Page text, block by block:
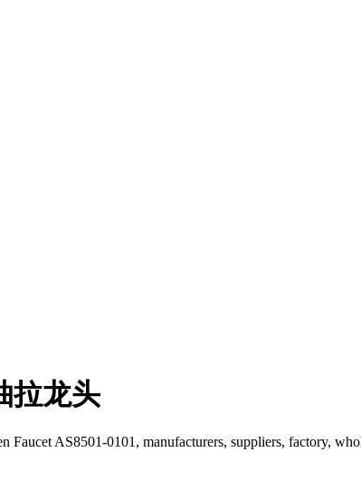
拉龙头
Faucet AS8501-0101, manufacturers, suppliers, factory,